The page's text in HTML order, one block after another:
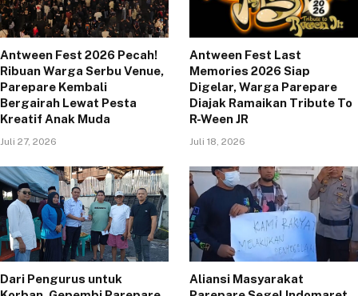
Antween Fest 2026 Pecah!
Ribuan Warga Serbu Venue,
Parepare Kembali
Bergairah Lewat Pesta
Kreatif Anak Muda
Juli 27, 2026
Antween Fest Last
Memories 2026 Siap
Digelar, Warga Parepare
Diajak Ramaikan Tribute To
R-Ween JR
Juli 18, 2026
Dari Pengurus untuk
Aliansi Masyarakat